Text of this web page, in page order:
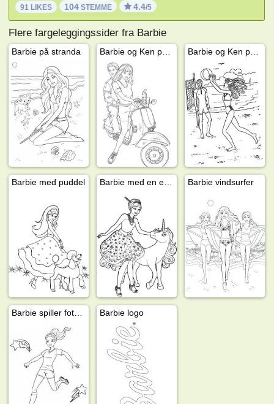
91 LIKES 104 STEMME 4.4/5
Flere fargeleggingssider fra Barbie
Barbie på stranda
Barbie med puddel Barbie vindsurfer
Barbie logo